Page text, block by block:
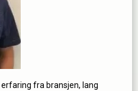
fra bransjen, lang